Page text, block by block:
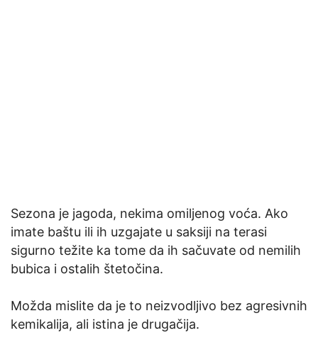
Sezona je jagoda, nekima omiljenog voća. Ako
imate baštu ili ih uzgajate u saksiji na terasi
sigurno težite ka tome da ih sačuvate od nemilih
bubica i ostalih štetočina.
Možda mislite da je to neizvodljivo bez agresivnih
kemikalija, ali istina je drugačija.